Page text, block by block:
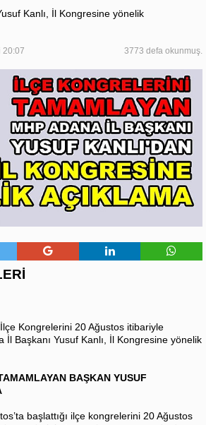
Kanlı, İl Kongresine yönelik
20:07 3773 defa okunmuş.
İlçe Kongrelerini 20 Ağustos itibariyle
İl Başkanı Yusuf Kanlı, İl Kongresine yönelik
BAŞKAN YUSUF
başlattığı ilçe kongrelerini 20 Ağustos